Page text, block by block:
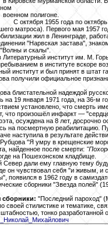
военном полигоне.
С октября 1955 года по
матроса). Первого мая 1957
жил в Ленинграде,
"Нарвская застава",
и скалы".
Литературный институт им. М.
в институте вскоре
институт и был принят в штат
получили официальное
блистательной надеждой
на 19 января 1971 года, на 36-
установлено, что смерть
что произошёл инфаркт —
осуждена на 8 лет, досрочно
на посмертную реабилитацию.
наступила в результате
"Я умру в крещенские
найденное после смерти:
на Пошехонском кладбище.
Север дали ему главную тему
он чувствовал себя "и живым,
появился в 1962 году в
сборники "Звезда полей"
сборники: "Последний пароход"
своей стилистике и тематике,
тонко разработанной